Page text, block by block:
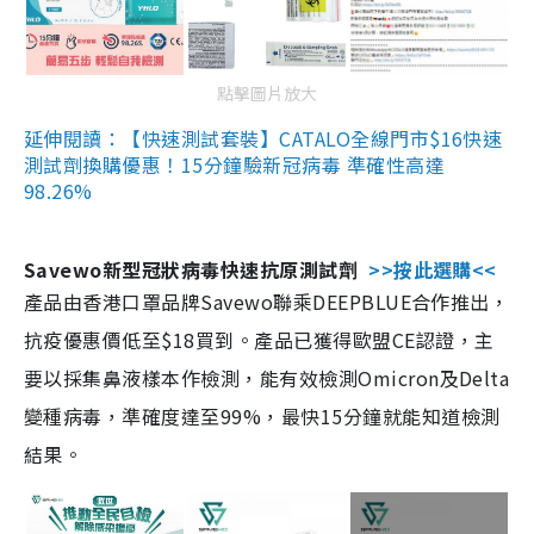
點擊圖片放大
延伸閱讀：【快速測試套裝】CATALO全線門市$16快速
測試劑換購優惠！15分鐘驗新冠病毒 準確性高達
98.26%
Savewo新型冠狀病毒快速抗原測試劑 >>按此選購<<
產品由香港口罩品牌Savewo聯乘DEEPBLUE合作推出，
抗疫優惠價低至$18買到。產品已獲得歐盟CE認證，主
要以採集鼻液樣本作檢測，能有效檢測Omicron及Delta
變種病毒，準確度達至99%，最快15分鐘就能知道檢測
結果。